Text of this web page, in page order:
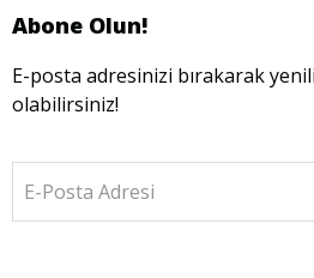
Abone Olun!
E-posta adresinizi bırakarak
olabilirsiniz!
E-Posta Adresi